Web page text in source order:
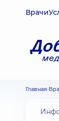
Врачи
Главная